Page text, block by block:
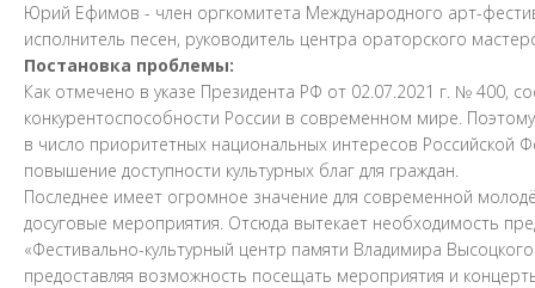
Юрий Ефимов - член оргкомитета Международного арт-
исполнитель песен, руководитель центра ораторского
Постановка проблемы:
Как отмечено в указе Президента РФ от 02.07.2021 г. № 400,
конкурентоспособности России в современном мире.
в число приоритетных национальных интересов Российской
повышение доступности культурных благ для граждан.
Последнее имеет огромное значение для современной
досуговые мероприятия. Отсюда вытекает необходимость
«Фестивально-культурный центр памяти Владимира
предоставляя возможность посещать мероприятия и